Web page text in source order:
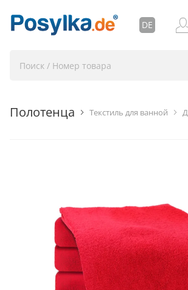
DE
Текстиль для ванной
Полотенца